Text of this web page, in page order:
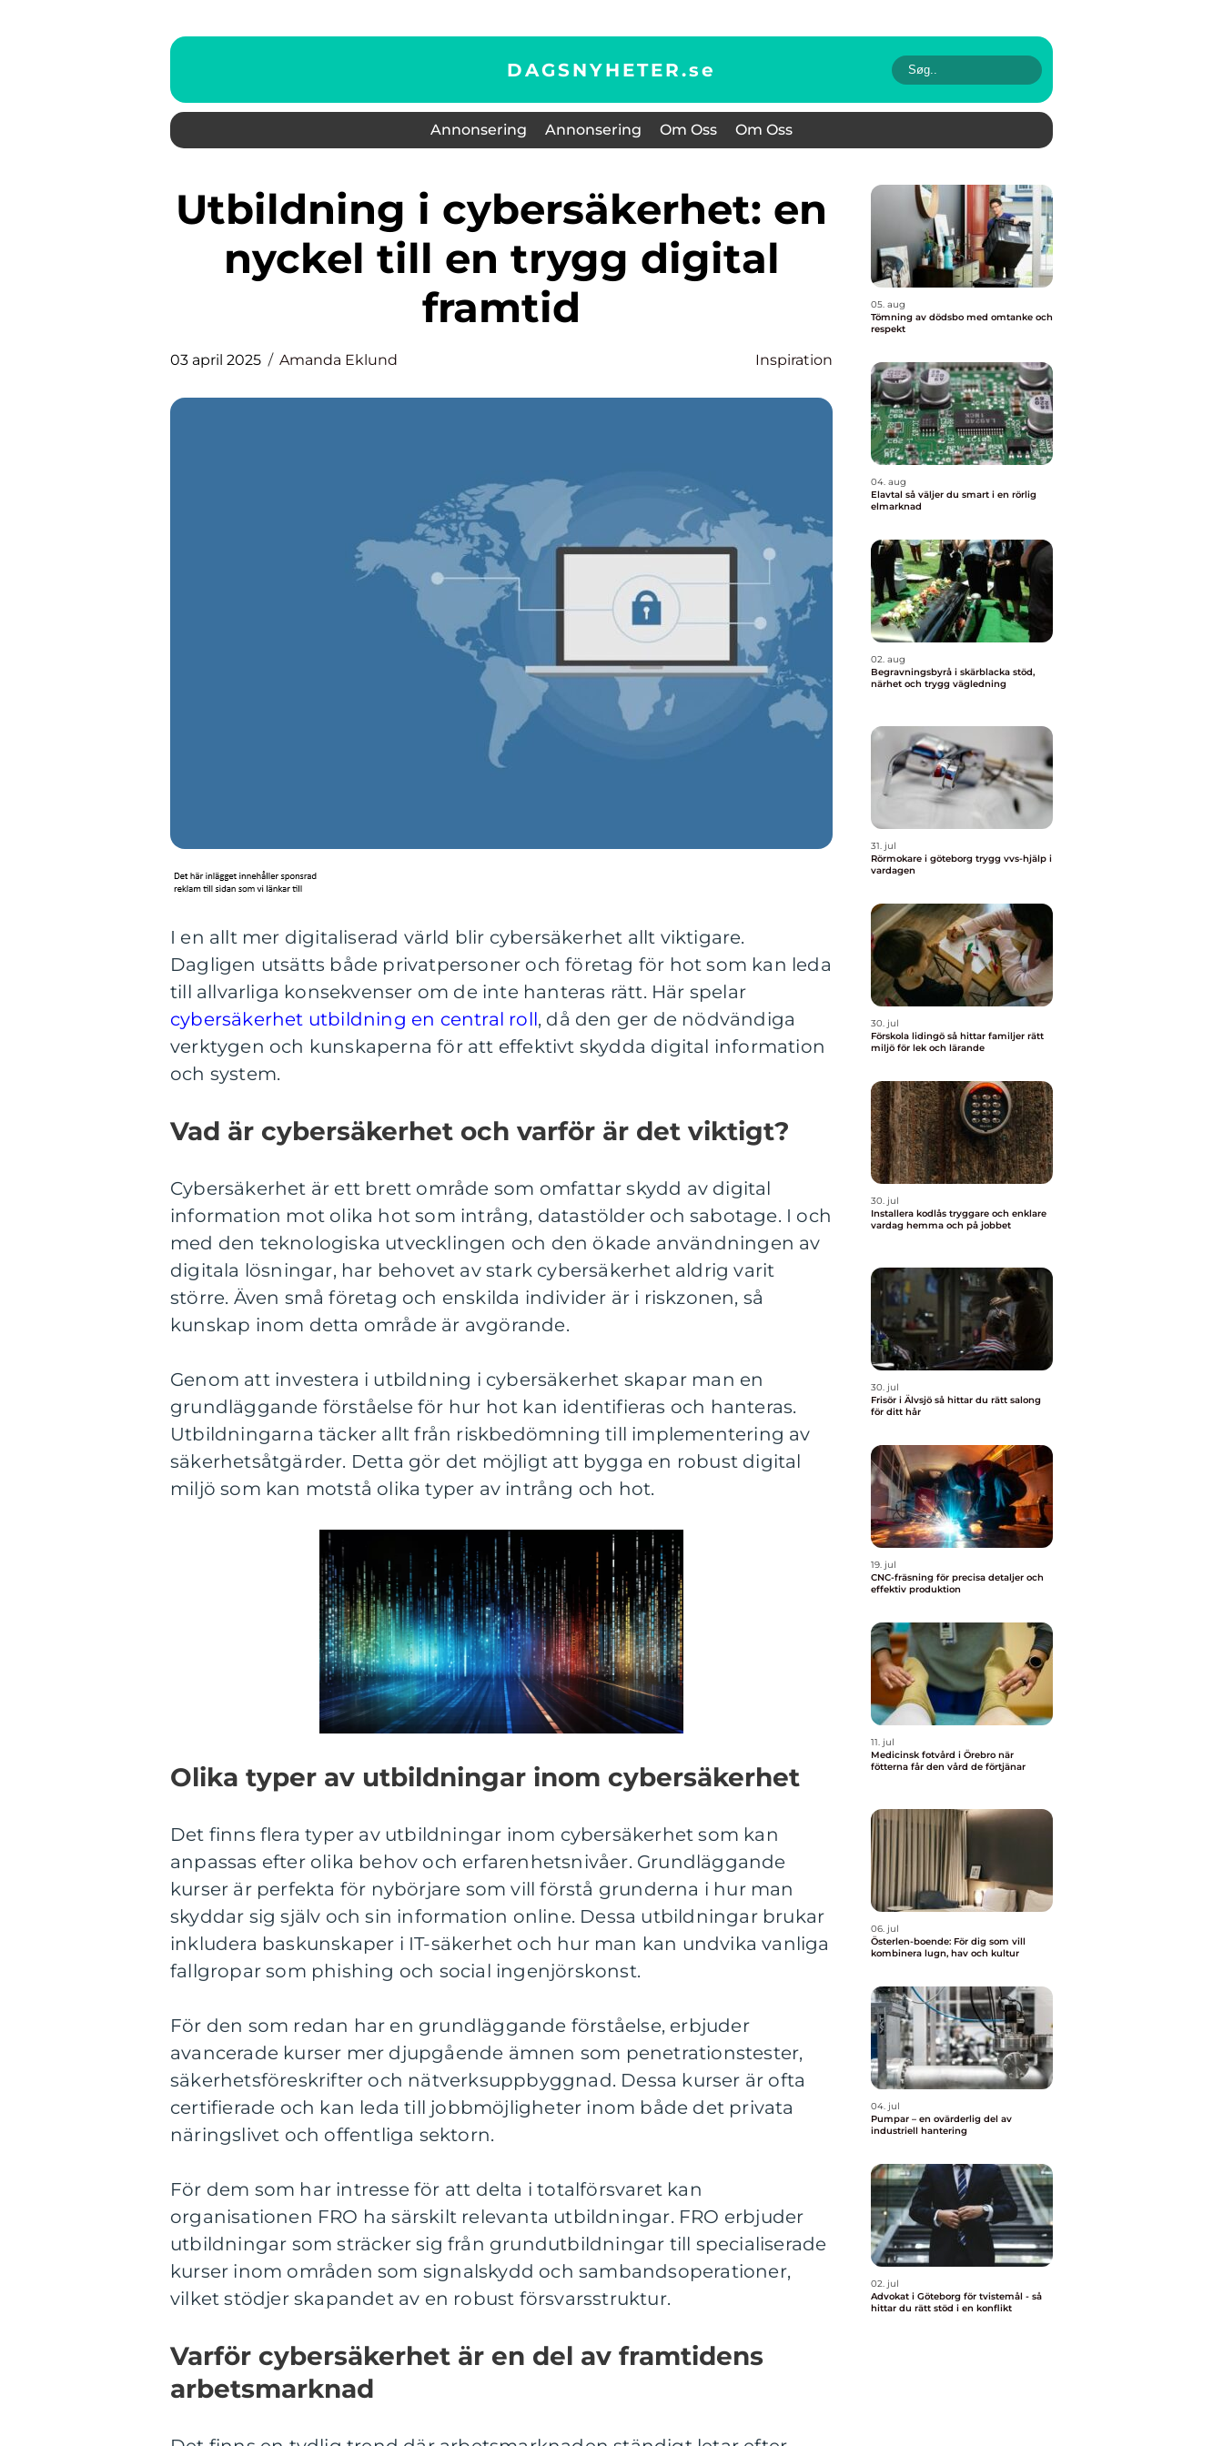
DAGSNYHETER.se
Annonsering Annonsering Om Oss Om Oss
Utbildning i cybersäkerhet: en
nyckel till en trygg digital
framtid
03 april 2025 Amanda Eklund Inspiration
I en allt mer digitaliserad värld blir cybersäkerhet allt viktigare.
Dagligen utsätts både privatpersoner och företag för hot som kan leda
till allvarliga konsekvenser om de inte hanteras rätt. Här spelar
cybersäkerhet utbildning en central roll, då den ger de nödvändiga
verktygen och kunskaperna för att effektivt skydda digital information
och system.
Vad är cybersäkerhet och varför är det viktigt?
Cybersäkerhet är ett brett område som omfattar skydd av digital
information mot olika hot som intrång, datastölder och sabotage. I och
med den teknologiska utvecklingen och den ökade användningen av
digitala lösningar, har behovet av stark cybersäkerhet aldrig varit
större. Även små företag och enskilda individer är i riskzonen, så
kunskap inom detta område är avgörande.
Genom att investera i utbildning i cybersäkerhet skapar man en
grundläggande förståelse för hur hot kan identifieras och hanteras.
Utbildningarna täcker allt från riskbedömning till implementering av
säkerhetsåtgärder. Detta gör det möjligt att bygga en robust digital
miljö som kan motstå olika typer av intrång och hot.
Olika typer av utbildningar inom cybersäkerhet
Det finns flera typer av utbildningar inom cybersäkerhet som kan
anpassas efter olika behov och erfarenhetsnivåer. Grundläggande
kurser är perfekta för nybörjare som vill förstå grunderna i hur man
skyddar sig själv och sin information online. Dessa utbildningar brukar
inkludera baskunskaper i IT-säkerhet och hur man kan undvika vanliga
fallgropar som phishing och social ingenjörskonst.
För den som redan har en grundläggande förståelse, erbjuder
avancerade kurser mer djupgående ämnen som penetrationstester,
säkerhetsföreskrifter och nätverksuppbyggnad. Dessa kurser är ofta
certifierade och kan leda till jobbmöjligheter inom både det privata
näringslivet och offentliga sektorn.
För dem som har intresse för att delta i totalförsvaret kan
organisationen FRO ha särskilt relevanta utbildningar. FRO erbjuder
utbildningar som sträcker sig från grundutbildningar till specialiserade
kurser inom områden som signalskydd och sambandsoperationer,
vilket stödjer skapandet av en robust försvarsstruktur.
Varför cybersäkerhet är en del av framtidens
arbetsmarknad
05. aug
Tömning av dödsbo med omtanke och
respekt
04. aug
Elavtal så väljer du smart i en rörlig
elmarknad
02. aug
Begravningsbyrå i skärblacka stöd,
närhet och trygg vägledning
31. jul
Rörmokare i göteborg trygg vvs-hjälp i
vardagen
30. jul
Förskola lidingö så hittar familjer rätt
miljö för lek och lärande
30. jul
Installera kodlås tryggare och enklare
vardag hemma och på jobbet
30. jul
Frisör i Älvsjö så hittar du rätt salong
för ditt hår
19. jul
CNC-fräsning för precisa detaljer och
effektiv produktion
11. jul
Medicinsk fotvård i Örebro när
fötterna får den vård de förtjänar
06. jul
Österlen-boende: För dig som vill
kombinera lugn, hav och kultur
04. jul
Pumpar – en ovärderlig del av
industriell hantering
02. jul
Advokat i Göteborg för tvistemål - så
hittar du rätt stöd i en konflikt